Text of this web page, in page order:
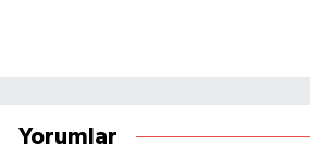
Yorumlar